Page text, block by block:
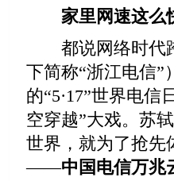
家里网速这么
都说网络时代跨
下简称“浙江电信”
的“5·17”世界电
空穿越”大戏。苏
世界，就为了抢先
——中国电信万兆